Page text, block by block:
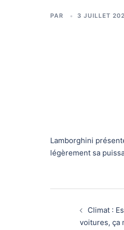
PAR 3 JUILLET
Lamborghini
légèrement sa
Climat :
voitures, ça